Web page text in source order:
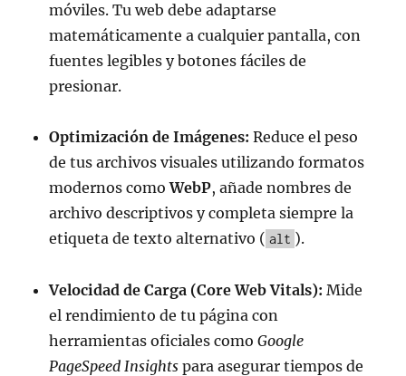
móviles. Tu web debe adaptarse
matemáticamente a cualquier pantalla, con
fuentes legibles y botones fáciles de
presionar.
Optimización de Imágenes: Reduce el peso
de tus archivos visuales utilizando formatos
modernos comoWebP, añade nombres de
archivo descriptivos y completa siempre la
etiqueta de texto alternativo ( alt ).
Velocidad de Carga (Core Web Vitals): Mide
el rendimiento de tu página con
herramientas oficiales comoGoogle
PageSpeed Insights para asegurar tiempos de